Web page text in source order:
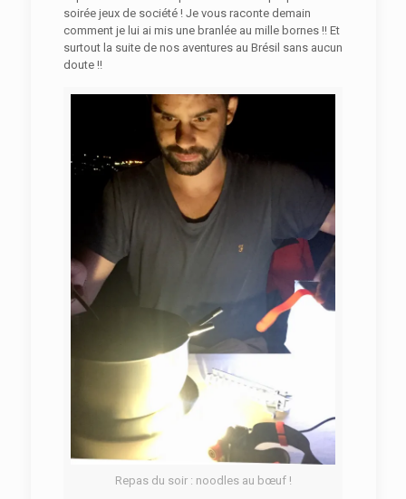
soirée jeux de société ! Je vous raconte demain
comment je lui ai mis une branlée au mille bornes !! Et
surtout la suite de nos aventures au Brésil sans aucun
doute !!
Repas du soir : noodles au bœuf !